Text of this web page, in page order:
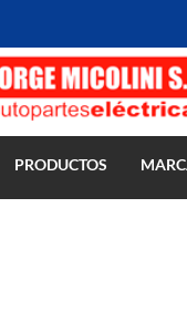
PRODUCTOS
>Motores de Arranque>